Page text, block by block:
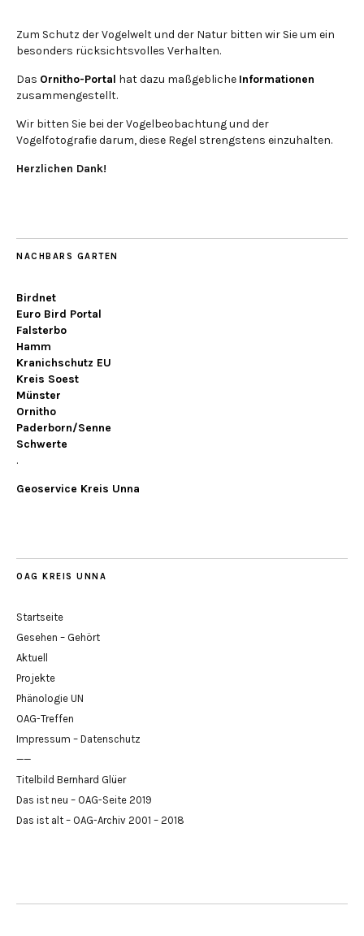
Zum Schutz der Vogelwelt und der Natur bitten wir Sie um ein
besonders rücksichtsvolles Verhalten.
Das Ornitho-Portal hat dazu maßgebliche Informationen
zusammengestellt.
Wir bitten Sie bei der Vogelbeobachtung und der
Vogelfotografie darum, diese Regel strengstens einzuhalten.
Herzlichen Dank!
NACHBARS GARTEN
Birdnet
Euro Bird Portal
Falsterbo
Hamm
Kranichschutz EU
Kreis Soest
Münster
Ornitho
Paderborn/Senne
Schwerte
.
Geoservice Kreis Unna
OAG KREIS UNNA
Startseite
Gesehen – Gehört
Aktuell
Projekte
Phänologie UN
OAG-Treffen
Impressum – Datenschutz
——
Titelbild Bernhard Glüer
Das ist neu – OAG-Seite 2019
Das ist alt – OAG-Archiv 2001 – 2018